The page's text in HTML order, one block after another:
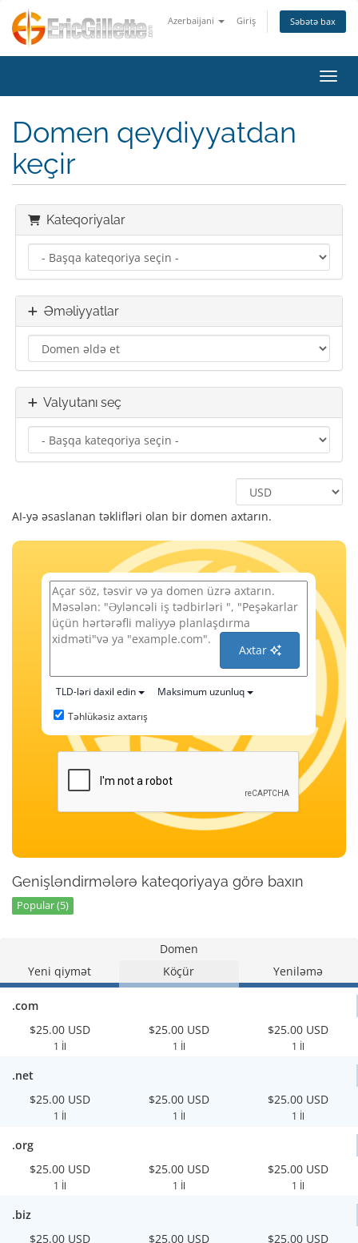
Azerbaijani Giriş Səbətə bax
Domen qeydiyyatdan
keçir
Kateqoriyalar
Əməliyyatlar
Valyutanı seç
AI-yə əsaslanan təklifləri olan bir domen axtarın.
Axtar
TLD-ləri daxil edin
Maksimum uzunluq
Təhlükəsiz axtarış
Genişləndirmələrə kateqoriyaya görə baxın
Popular (5)
Domen
Yeni qiymət
Köçür Yeniləmə
.com
$25.00 USD
1 İl
$25.00 USD
1 İl
$25.00 USD
1 İl
.net
$25.00 USD
1 İl
$25.00 USD
1 İl
$25.00 USD
1 İl
.org
$25.00 USD
1 İl
$25.00 USD
1 İl
$25.00 USD
1 İl
.biz
$25.00 USD
$25.00 USD $25.00 USD